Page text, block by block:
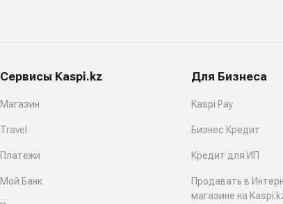
Сервисы Kaspi.kz
Магазин
Travel
Платежи
Мой Банк
Для Бизнеса
Kaspi Pay
Бизнес Кредит
Кредит для ИП
Продавать в
магазине на